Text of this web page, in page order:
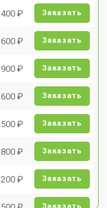
₽ Заказать
₽ Заказать
₽ Заказать
₽ Заказать
₽ Заказать
₽ Заказать
₽ Заказать